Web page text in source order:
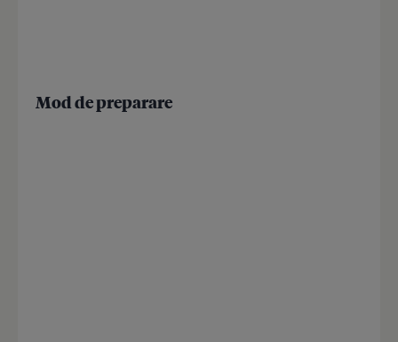
Mod de preparare